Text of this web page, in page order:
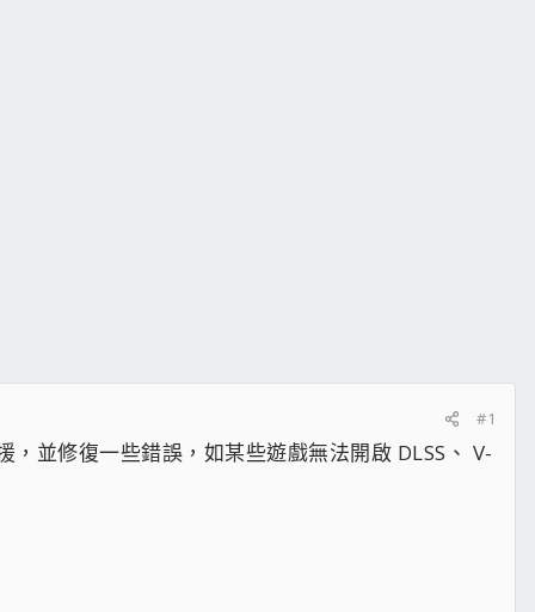
#1
並修復一些錯誤，如某些遊戲無法開啟 DLSS、 V-